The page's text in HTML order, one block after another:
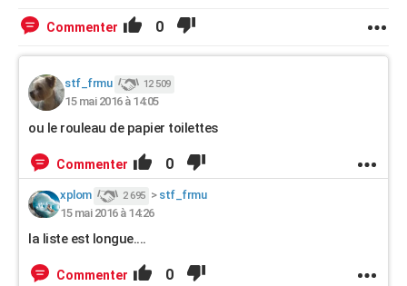
Commenter 0
stf_frmu 12 509
15 mai 2016 à 14:05
ou le rouleau de papier toilettes
Commenter 0
xplom 2 695 > stf_frmu
15 mai 2016 à 14:26
la liste est longue....
Commenter 0